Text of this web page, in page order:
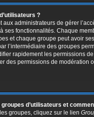
?
aux administrateurs de gérer
ses fonctionnalités. Chaque
et chaque groupe peut avoir
l’intermédiaire des groupes
rapidement les permissions
des permissions de modération
d’utilisateurs et
groupes, cliquez sur le lien